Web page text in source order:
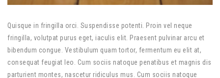
Quisque in fringilla orci. Suspendisse potenti. Proin vel neque
fringilla, volutpat purus eget, iaculis elit. Praesent pulvinar arcu et
bibendum congue. Vestibulum quam tortor, fermentum eu elit at,
consequat feugiat leo. Cum sociis natoque penatibus et magnis dis
parturient montes, nascetur ridiculus mus. Cum sociis natoque